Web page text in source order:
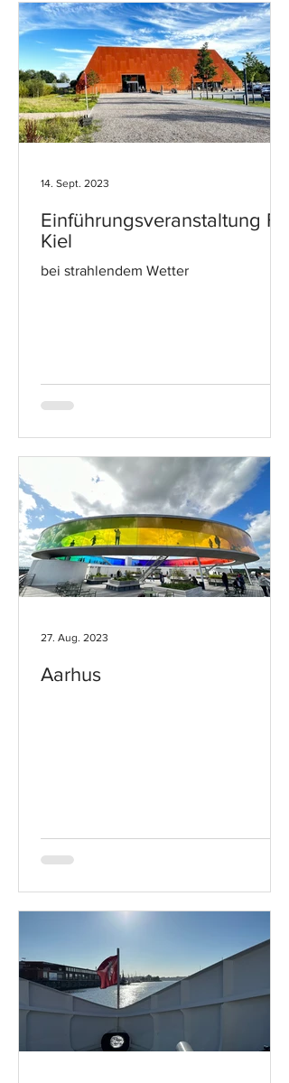
Einführungsveranstaltung FH
Kiel
bei strahlendem Wetter
14. Sept. 2023
Aarhus
27. Aug. 2023